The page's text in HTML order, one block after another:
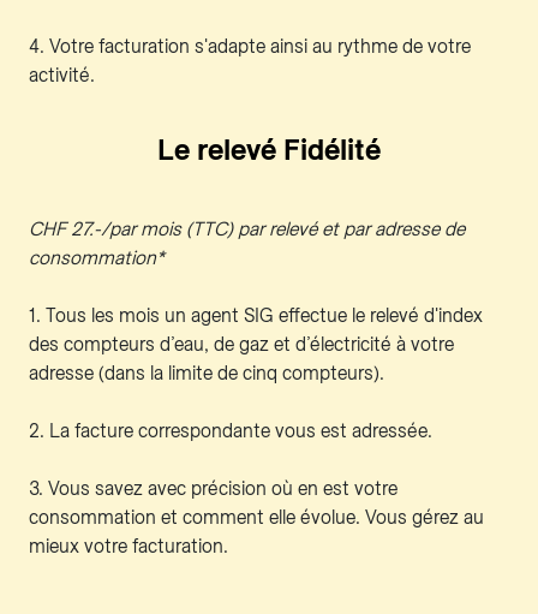
4. Votre facturation s'adapte ainsi au rythme de votre
activité.
Le relevé Fidélité
CHF 27.-/par mois (TTC) par relevé et par adresse de
consommation*
1. Tous les mois un agent SIG effectue le relevé d'index
des compteurs d’eau, de gaz et d’électricité à votre
adresse (dans la limite de cinq compteurs).
2. La facture correspondante vous est adressée.
3. Vous savez avec précision où en est votre
consommation et comment elle évolue. Vous gérez au
mieux votre facturation.